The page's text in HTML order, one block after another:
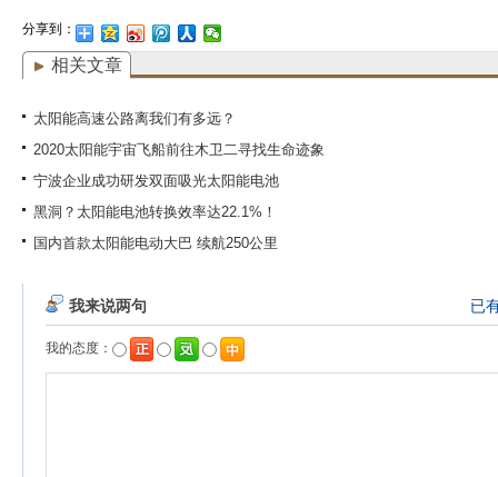
分享到：
相关文章
太阳能高速公路离我们有多远？
2020太阳能宇宙飞船前往木卫二寻找生命迹象
宁波企业成功研发双面吸光太阳能电池
黑洞？太阳能电池转换效率达22.1%！
国内首款太阳能电动大巴 续航250公里